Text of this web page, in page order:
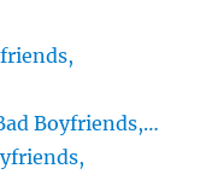
Boyfriends,…